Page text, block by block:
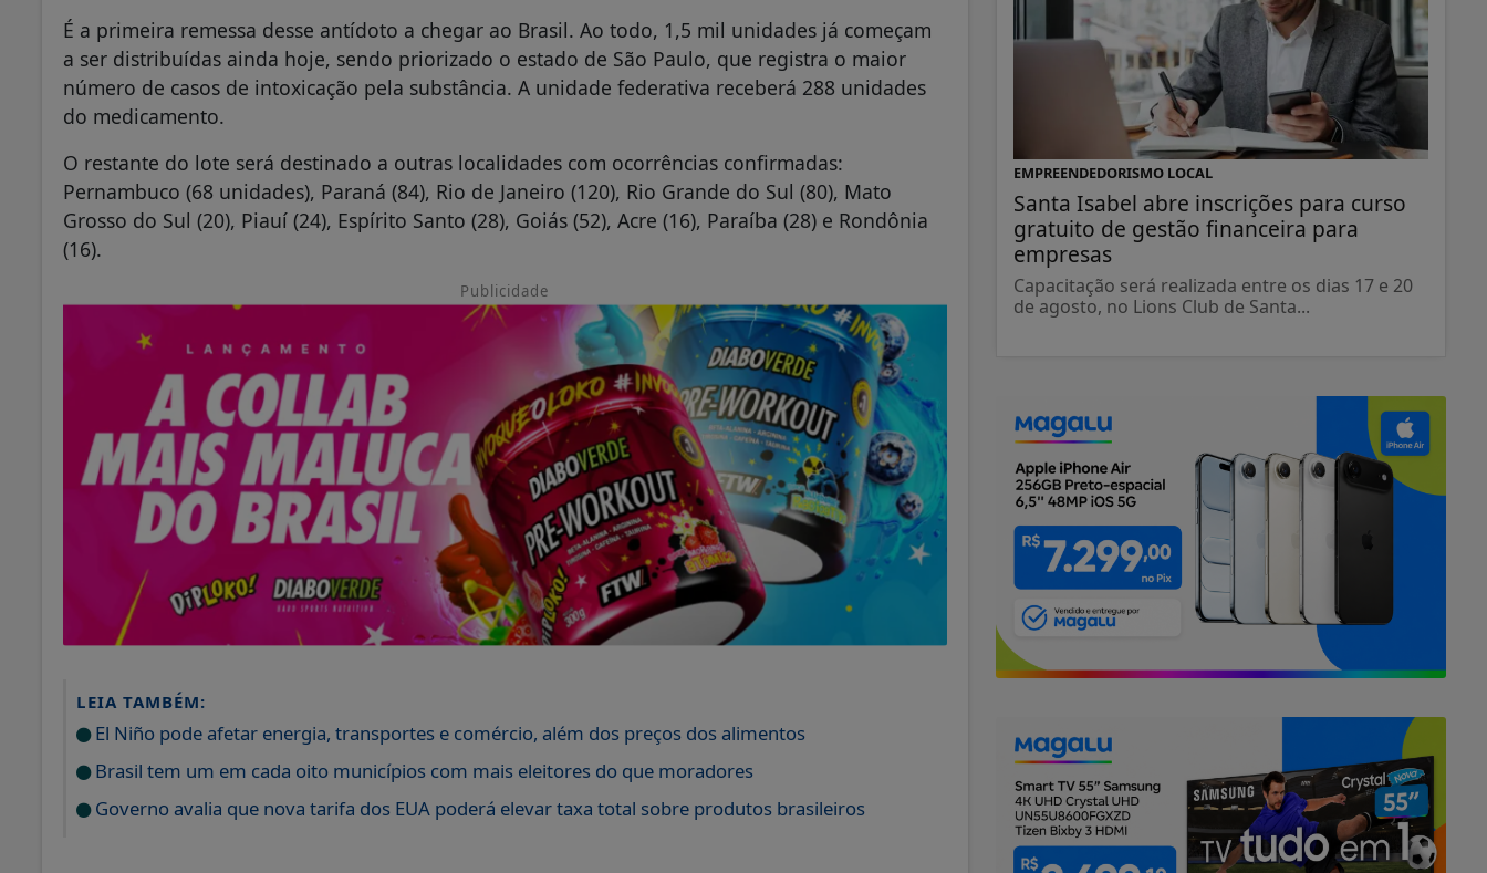
É a primeira remessa desse antídoto a chegar ao Brasil. Ao todo, 1,5 mil unidades já começam
a ser distribuídas ainda hoje, sendo priorizado o estado de São Paulo, que registra o maior
número de casos de intoxicação pela substância. A unidade federativa receberá 288 unidades
do medicamento.
O restante do lote será destinado a outras localidades com ocorrências confirmadas:
Pernambuco (68 unidades), Paraná (84), Rio de Janeiro (120), Rio Grande do Sul (80), Mato
Grosso do Sul (20), Piauí (24), Espírito Santo (28), Goiás (52), Acre (16), Paraíba (28) e Rondônia
(16).
Publicidade
LEIA TAMBÉM:
El Niño pode afetar energia, transportes e comércio, além dos preços dos alimentos
Brasil tem um em cada oito municípios com mais eleitores do que moradores
Governo avalia que nova tarifa dos EUA poderá elevar taxa total sobre produtos brasileiros
EMPREENDEDORISMO LOCAL
Santa Isabel abre inscrições para curso
gratuito de gestão financeira para
empresas
Capacitação será realizada entre os dias 17 e 20
de agosto, no Lions Club de Santa...